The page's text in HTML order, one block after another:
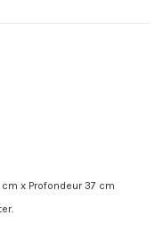
x Profondeur 37 cm